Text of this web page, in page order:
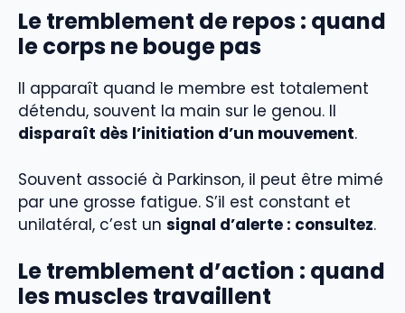
Le tremblement de repos : quand
le corps ne bouge pas
Il apparaît quand le membre est totalement
détendu, souvent la main sur le genou. Il
disparaît dès l’initiation d’un mouvement.
Souvent associé à Parkinson, il peut être mimé
par une grosse fatigue. S’il est constant et
unilatéral, c’est un signal d’alerte : consultez.
Le tremblement d’action : quand
les muscles travaillent